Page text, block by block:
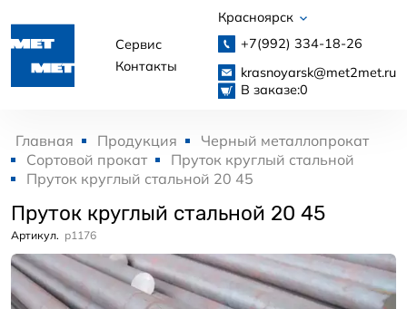
Сервис
Контакты
Красноярск
+7(992) 334-18-26
krasnoyarsk@met2met.ru
В заказе:0
Главная Продукция
Черный металлопрокат
Сортовой прокат
Пруток круглый стальной
Пруток круглый стальной 20 45
Пруток круглый стальной 20 45
Артикул. p1176